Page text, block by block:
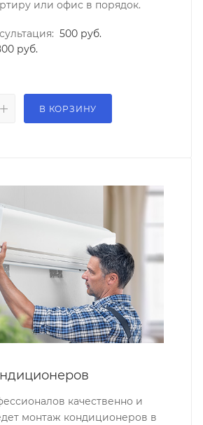
или офис в порядок.
500 руб.
руб.
В КОРЗИНУ
качественно и
монтаж кондиционеров в